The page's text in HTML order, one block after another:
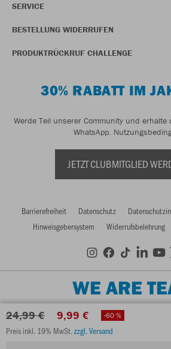
24,99 € 9,99 € -60 %
Preis inkl. 19% MwSt.zzgl. Versand
SERVICE
BESTELLUNG WIDERRUFEN
PRODUKTRÜCKRUF CHALLENGE
30% RABATT IM
Werde Teil unserer Community und
WhatsApp.
JETZT CLUBMITGLIED
Barrierefreiheit Datenschutz
Hinweisgebersystem
Widerrufsbelehrung
WE ARE